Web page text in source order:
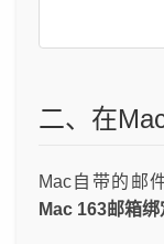
二、在
Mac自带的邮
Mac 163邮箱绑